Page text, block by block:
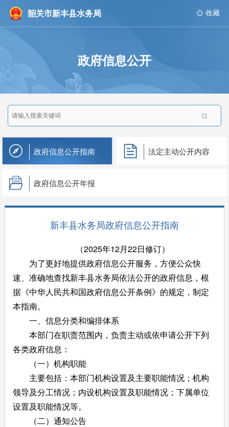
韶关市新丰县水务局  收藏
政府信息公开

政府信息公开指南 法定主动公开内容
政府信息公开年报
新丰县水务局政府信息公开指南
（2025年12月22日修订）
为了更好地提供政府信息公开服务，方便公众快
速、准确地查找新丰县水务局依法公开的政府信息，根
据《中华人民共和国政府信息公开条例》的规定，制定
本指南。
一、信息分类和编排体系
本部门在职责范围内，负责主动或依申请公开下列
各类政府信息：
（一）机构职能
主要包括：本部门机构设置及主要职能情况；机构
领导及分工情况；内设机构设置及职能情况；下属单位
设置及职能情况等。
（二）通知公告